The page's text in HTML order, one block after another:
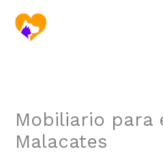
contenido
Mobiliario para
Malacates